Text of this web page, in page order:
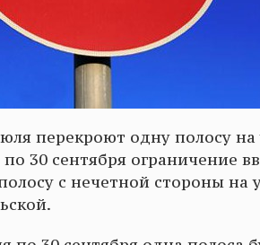
перекроют одну полосу
30 сентября ограничение
с нечетной стороны на